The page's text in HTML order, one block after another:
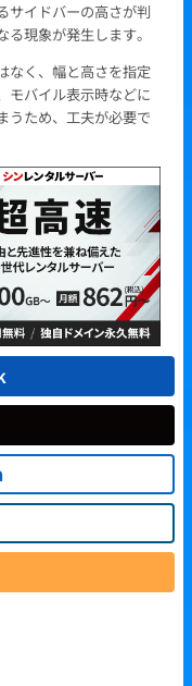
サイドバーの高さが判
現象が発生します。
なく、幅と高さを指定
モバイル表示時などに
うため、工夫が必要で